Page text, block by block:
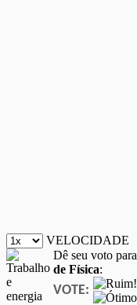
VELOCIDADE
Dê seu voto para
de Física:
VOTE: